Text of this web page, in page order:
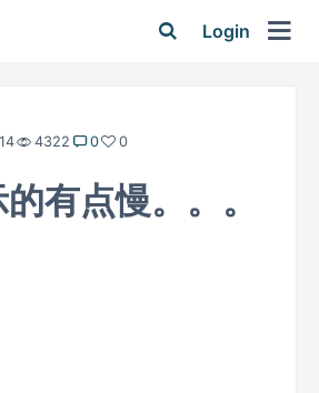
Login
4322 0 0
有点慢。。。